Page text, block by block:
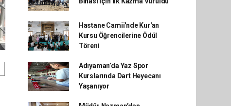
Hastane Camii'nde Kur'an
Kursu Öğrencilerine Ödül
Töreni
Adıyaman’da Yaz Spor
Kurslarında Dart Heyecanı
Yaşanıyor